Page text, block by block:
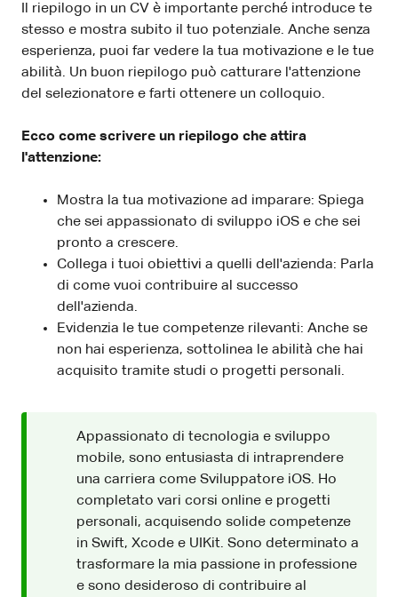
Il riepilogo in un CV è importante perché introduce te
stesso e mostra subito il tuo potenziale. Anche senza
esperienza, puoi far vedere la tua motivazione e le tue
abilità. Un buon riepilogo può catturare l'attenzione
del selezionatore e farti ottenere un colloquio.
Ecco come scrivere un riepilogo che attira
l'attenzione:
Mostra la tua motivazione ad imparare: Spiega
che sei appassionato di sviluppo iOS e che sei
pronto a crescere.
Collega i tuoi obiettivi a quelli dell'azienda: Parla
di come vuoi contribuire al successo
dell'azienda.
Evidenzia le tue competenze rilevanti: Anche se
non hai esperienza, sottolinea le abilità che hai
acquisito tramite studi o progetti personali.
Appassionato di tecnologia e sviluppo
mobile, sono entusiasta di intraprendere
una carriera come Sviluppatore iOS. Ho
completato vari corsi online e progetti
personali, acquisendo solide competenze
in Swift, Xcode e UIKit. Sono determinato a
trasformare la mia passione in professione
e sono desideroso di contribuire al